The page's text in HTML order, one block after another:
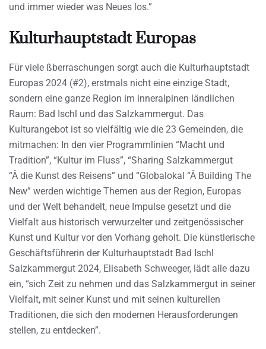
und immer wieder was Neues los.”
Kulturhauptstadt Europas
Für viele ßberraschungen sorgt auch die Kulturhauptstadt
Europas 2024 (#2), erstmals nicht eine einzige Stadt,
sondern eine ganze Region im inneralpinen ländlichen
Raum: Bad Ischl und das Salzkammergut. Das
Kulturangebot ist so vielfältig wie die 23 Gemeinden, die
mitmachen: In den vier Programmlinien “Macht und
Tradition”, “Kultur im Fluss”, “Sharing Salzkammergut
“Â die Kunst des Reisens” und “Globalokal “Â Building The
New” werden wichtige Themen aus der Region, Europas
und der Welt behandelt, neue Impulse gesetzt und die
Vielfalt aus historisch verwurzelter und zeitgenössischer
Kunst und Kultur vor den Vorhang geholt. Die künstlerische
Geschäftsführerin der Kulturhauptstadt Bad Ischl
Salzkammergut 2024, Elisabeth Schweeger, lädt alle dazu
ein, “sich Zeit zu nehmen und das Salzkammergut in seiner
Vielfalt, mit seiner Kunst und mit seinen kulturellen
Traditionen, die sich den modernen Herausforderungen
stellen, zu entdecken”.